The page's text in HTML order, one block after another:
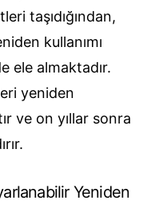
taşıdığından,
kullanımı
ele almaktadır.
yeniden
ve on yıllar sonra
Yeniden